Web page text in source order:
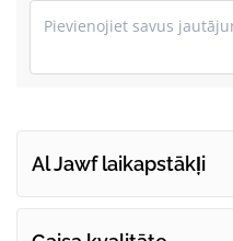
Al Jawf laikapstākļi